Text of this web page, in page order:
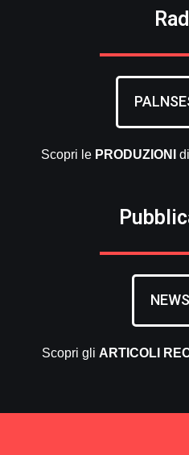
Scopri le PRODUZIONI di
NEWS
Scopri gli ARTICOLI